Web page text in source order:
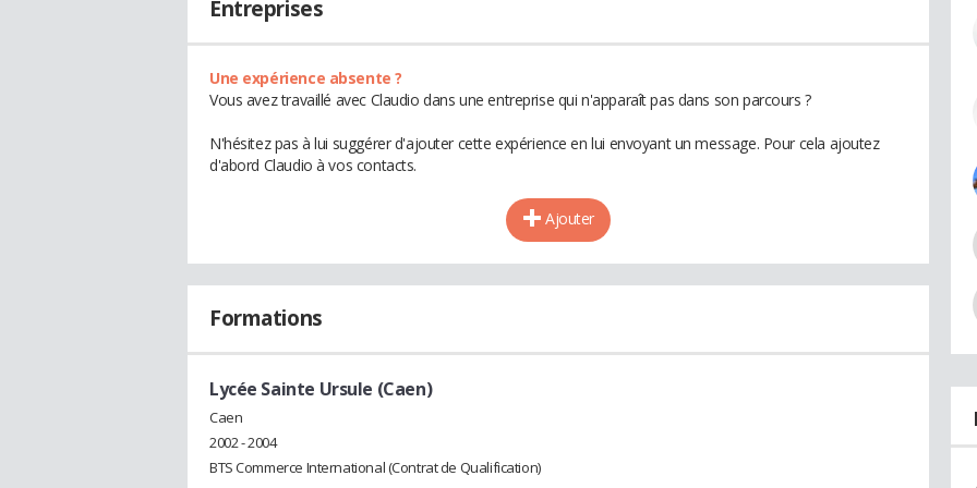
Entreprises
Une expérience absente ?
Vous avez travaillé avec Claudio dans une entreprise qui n'apparaît pas dans son parcours ?
N'hésitez pas à lui suggérer d'ajouter cette expérience en lui envoyant un message. Pour cela ajoutez
d'abord Claudio à vos contacts.
Ajouter
Formations
Lycée Sainte Ursule (Caen)
Caen
2002 - 2004
BTS Commerce International (Contrat de Qualification)